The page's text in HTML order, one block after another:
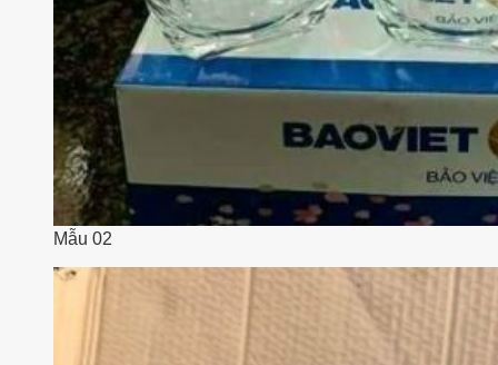
Mẫu 02